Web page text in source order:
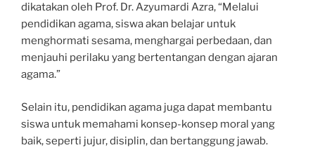
dikatakan oleh Prof. Dr. Azyumardi Azra, “Melalui
pendidikan agama, siswa akan belajar untuk
menghormati sesama, menghargai perbedaan, dan
menjauhi perilaku yang bertentangan dengan ajaran
agama.”
Selain itu, pendidikan agama juga dapat membantu
siswa untuk memahami konsep-konsep moral yang
baik, seperti jujur, disiplin, dan bertanggung jawab.